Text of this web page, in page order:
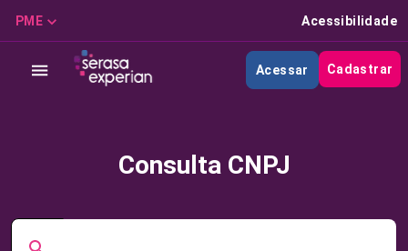
PME Acessibilidade
Acessar Cadastrar
Consulta CNPJ